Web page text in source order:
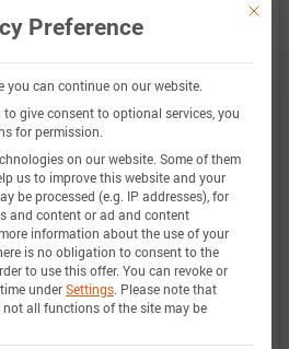
范围内的电池仿真和测量数
池的准确性和有效性。验证
盖了电池的整个操作区域：
最大电流，并且在整个电量
0 … 100%
A 放电 … 7 A 充电 (-5C … 2C)
This
Preference
you can continue on our website.
give consent to optional services, you
for permission.
on our website. Some of them
us to improve this website and your
be processed (e.g. IP addresses), for
and content or ad and content
information about the use of your
is no obligation to consent to the
to use this offer. You can revoke or
underSettings. Please note that
all functions of the site may be